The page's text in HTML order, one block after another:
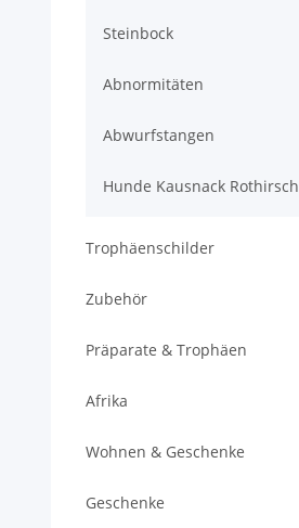
Steinbock
Abnormitäten
Abwurfstangen
Hunde Kausnack Rothirsch
Trophäenschilder
Zubehör
Präparate & Trophäen
Afrika
Wohnen & Geschenke
Geschenke